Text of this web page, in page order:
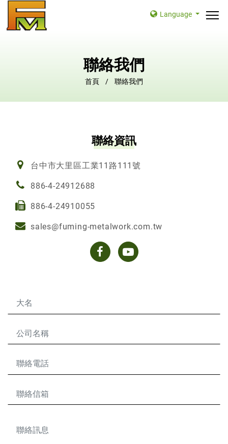
Language
聯絡我們
首頁 聯絡我們
聯絡資訊
台中市大里區工業11路111號
886-4-24912688
886-4-24910055
sales@fuming-metalwork.com.tw